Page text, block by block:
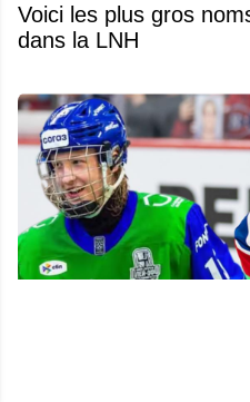
Voici les plus gros
dans la LNH